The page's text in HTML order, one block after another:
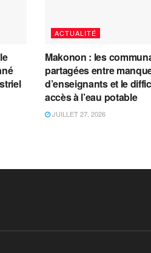
ACTUALITÉ
Makonon : les
partagées entre
d’enseignants et le
accès à l’eau potable
JUILLET 27, 2026